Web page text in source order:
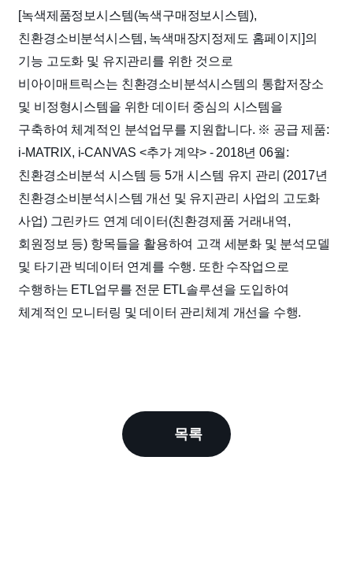
[녹색제품정보시스템(녹색구매정보시스템),
친환경소비분석시스템, 녹색매장지정제도 홈페이지]의
기능 고도화 및 유지관리를 위한 것으로
비아이매트릭스는 친환경소비분석시스템의 통합저장소
및 비정형시스템을 위한 데이터 중심의 시스템을
구축하여 체계적인 분석업무를 지원합니다. ※ 공급 제품:
i-MATRIX, i-CANVAS <추가 계약>- 2018년 06월:
친환경소비분석 시스템 등 5개 시스템 유지 관리 (2017년
친환경소비분석시스템 개선 및 유지관리 사업의 고도화
사업)그린카드 연계 데이터(친환경제품 거래내역,
회원정보 등) 항목들을 활용하여 고객 세분화 및 분석모델
및 타기관 빅데이터 연계를 수행. 또한 수작업으로
수행하는 ETL업무를 전문 ETL솔루션을 도입하여
체계적인 모니터링 및 데이터 관리체계 개선을 수행.
목록